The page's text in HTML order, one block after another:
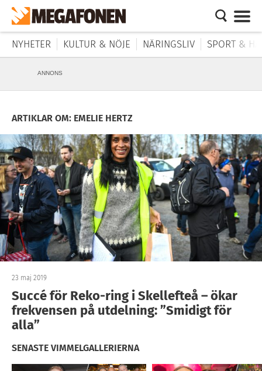
NYHETER KULTUR & NÖJE NÄRINGSLIV SPORT &
ANNONS
ARTIKLAR OM: EMELIE HERTZ
23 maj 2019
Succé för Reko-ring i Skellefteå – ökar
frekvensen på utdelning: ”Smidigt för
alla”
SENASTE VIMMELGALLERIERNA